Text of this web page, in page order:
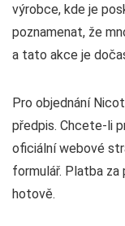
výrobce, kde je
poznamenat, že
a tato akce je
Pro objednání
předpis. Chcete-li
oficiální webové
formulář. Platba
hotově.